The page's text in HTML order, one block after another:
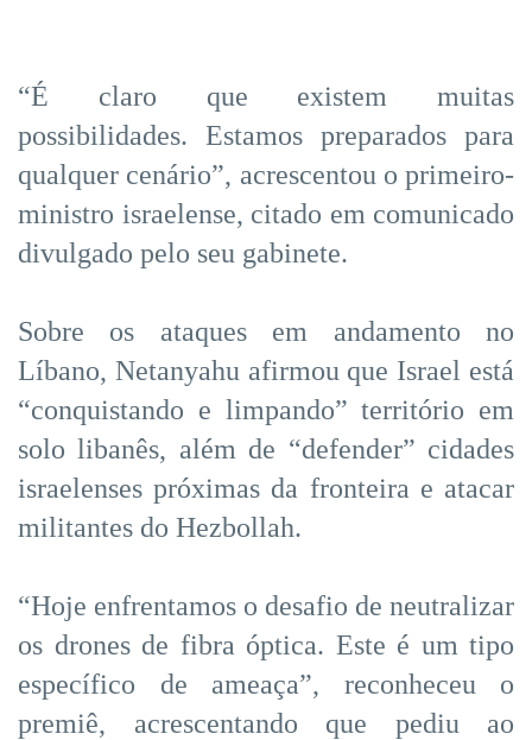
“É claro que existem muitas
possibilidades. Estamos preparados para
qualquer cenário”, acrescentou o primeiro-
ministro israelense, citado em comunicado
divulgado pelo seu gabinete.
Sobre os ataques em andamento no
Líbano, Netanyahu afirmou que Israel está
“conquistando e limpando” território em
solo libanês, além de “defender” cidades
israelenses próximas da fronteira e atacar
militantes do Hezbollah.
“Hoje enfrentamos o desafio de neutralizar
os drones de fibra óptica. Este é um tipo
específico de ameaça”, reconheceu o
premiê, acrescentando que pediu ao